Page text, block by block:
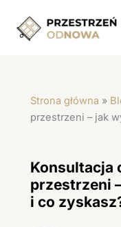
treści
Strona główna »
przestrzeni – jak
Konsultacja
przestrzeni
i co